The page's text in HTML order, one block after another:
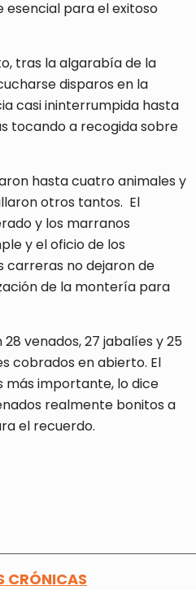
esencial para el exitoso
tras la algarabía de la
disparos en la
casi ininterrumpida hasta
tocando a recogida sobre
hasta cuatro animales y
otros tantos. El
y los marranos
y el oficio de los
carreras no dejaron de
de la montería para
venados, 27 jabalíes y 25
cobrados en abierto. El
más importante, lo dice
realmente bonitos a
el recuerdo.
CRÓNICAS